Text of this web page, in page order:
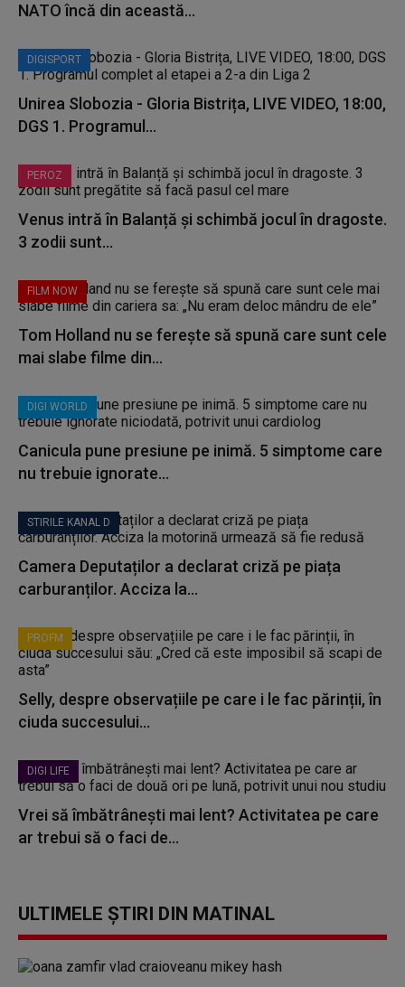
NATO încă din această...
DIGISPORT
Unirea Slobozia - Gloria Bistrița, LIVE VIDEO, 18:00,
DGS 1. Programul...
PEROZ
Venus intră în Balanță și schimbă jocul în dragoste.
3 zodii sunt...
FILM NOW
Tom Holland nu se ferește să spună care sunt cele
mai slabe filme din...
DIGI WORLD
Canicula pune presiune pe inimă. 5 simptome care
nu trebuie ignorate...
STIRILE KANAL D
Camera Deputaților a declarat criză pe piața
carburanților. Acciza la...
PROFM
Selly, despre observațiile pe care i le fac părinții, în
ciuda succesului...
DIGI LIFE
Vrei să îmbătrânești mai lent? Activitatea pe care
ar trebui să o faci de...
ULTIMELE ȘTIRI DIN MATINAL